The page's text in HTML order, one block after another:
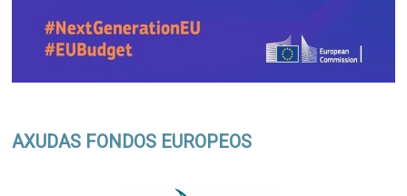
AXUDAS FONDOS EUROPEOS